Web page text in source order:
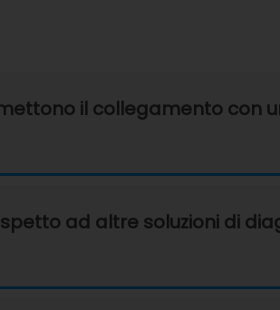
il collegamento con
ad altre soluzioni di